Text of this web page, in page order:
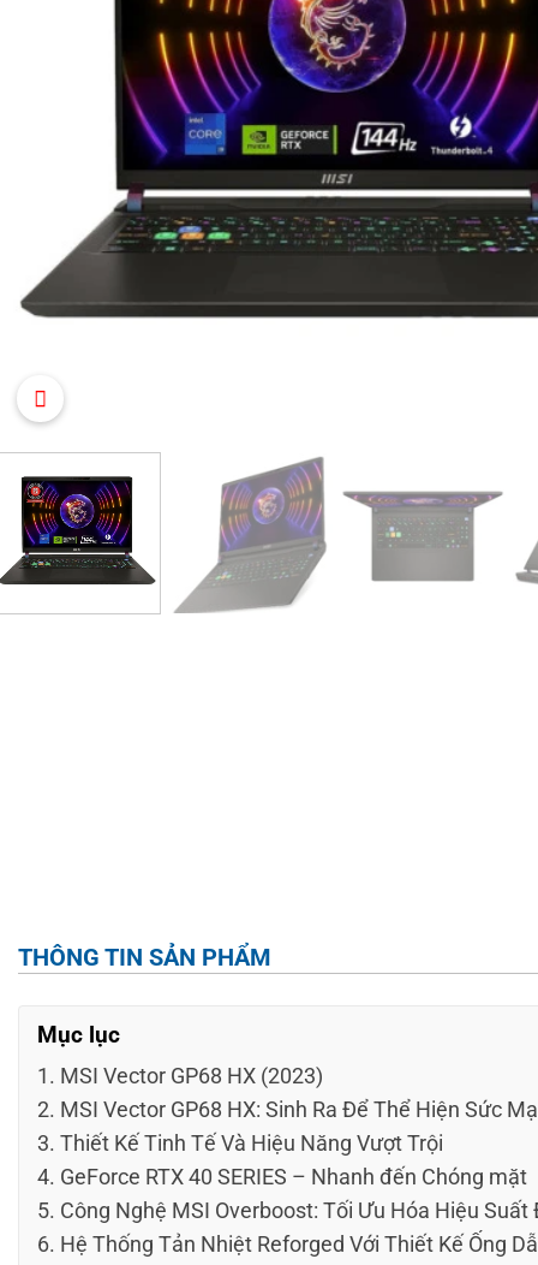
THÔNG TIN SẢN PHẨM
Mục lục
MSI Vector GP68 HX (2023)
MSI Vector GP68 HX: Sinh Ra Để Thể Hiện Sức
Thiết Kế Tinh Tế Và Hiệu Năng Vượt Trội
GeForce RTX 40 SERIES – Nhanh đến Chóng mặt
Công Nghệ MSI Overboost: Tối Ưu Hóa Hiệu Suất
Hệ Thống Tản Nhiệt Reforged Với Thiết Kế Ống